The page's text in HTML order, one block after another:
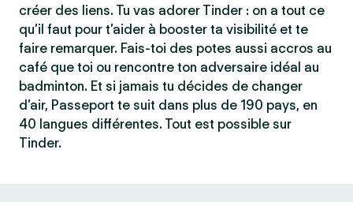
créer des liens. Tu vas adorer Tinder : on a tout ce
qu’il faut pour t’aider à booster ta visibilité et te
faire remarquer. Fais-toi des potes aussi accros au
café que toi ou rencontre ton adversaire idéal au
badminton. Et si jamais tu décides de changer
d’air, Passeport te suit dans plus de 190 pays, en
40 langues différentes. Tout est possible sur
Tinder.